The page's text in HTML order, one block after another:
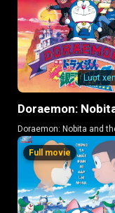
Lượt
Doraemon: Nobita and
Super-express
Full movie